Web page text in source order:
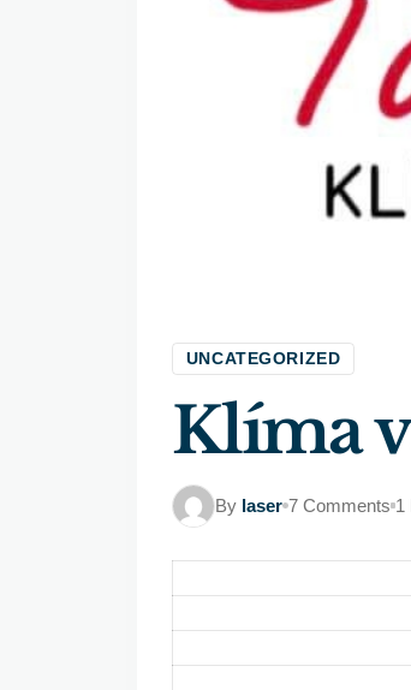
UNCATEGORIZED
Klíma
By laser 7 Comments 1